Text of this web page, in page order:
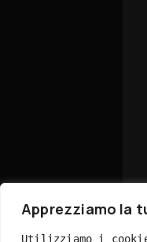
Apprezziamo la
Utilizziamo i